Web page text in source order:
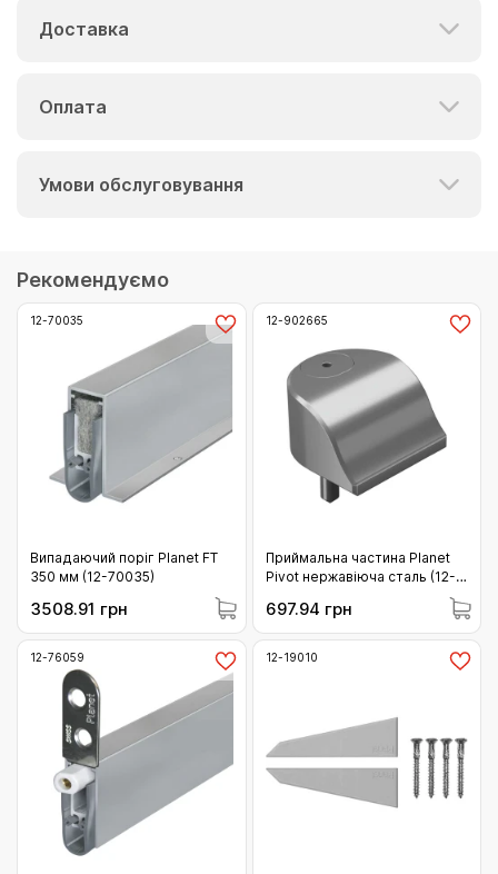
Доставка
Оплата
Умови обслуговування
Рекомендуємо
12-70035
Випадаючий поріг Planet FT
350 мм (12-70035)
3508.91 грн
12-902665
Приймальна частина Planet
Pivot нержавіюча сталь (12-
697.94 грн
12-76059 12-19010